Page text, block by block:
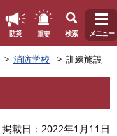
防災 重要 検索 メニュー
消防学校 訓練施設
掲載日 2022年1月11日